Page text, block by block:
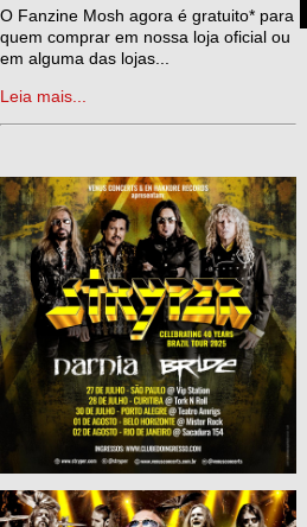
O Fanzine Mosh agora é gratuito* para
quem comprar em nossa loja oficial ou
em alguma das lojas...
Leia mais...